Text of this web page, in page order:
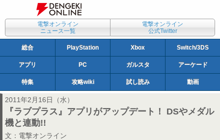
電撃オンライン
ニュース一覧
電撃オンライン
公式Twitter
総合 PlayStation Xbox Switch/3DS
アプリ PC ガルスタ アーケード
特集 攻略wiki 試し読み 動画
2011年2月16日（水）
『ラブプラス』アプリがアップデート！ DSやメダル
機と連動!!
文： 電撃オンライン